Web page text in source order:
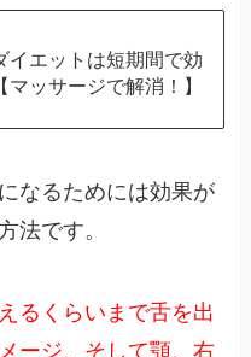
イエットは短期間で効
マッサージで解消！】
なるためには効果が
法です。
るくらいまで舌を出
ージ、そして顎、右